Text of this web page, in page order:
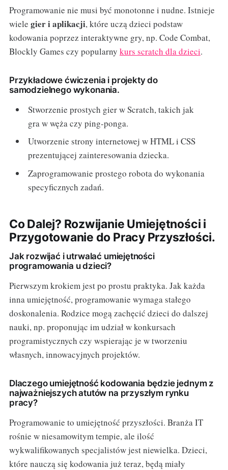
Programowanie nie musi być monotonne i nudne. Istnieje
wiele gier i aplikacji, które uczą dzieci podstaw
kodowania poprzez interaktywne gry, np. Code Combat,
Blockly Games czy popularny kurs scratch dla dzieci.
Przykładowe ćwiczenia i projekty do
samodzielnego wykonania.
Stworzenie prostych gier w Scratch, takich jak
gra w węża czy ping-ponga.
Utworzenie strony internetowej w HTML i CSS
prezentującej zainteresowania dziecka.
Zaprogramowanie prostego robota do wykonania
specyficznych zadań.
Co Dalej? Rozwijanie Umiejętności i
Przygotowanie do Pracy Przyszłości.
Jak rozwijać i utrwalać umiejętności
programowania u dzieci?
Pierwszym krokiem jest po prostu praktyka. Jak każda
inna umiejętność, programowanie wymaga stałego
doskonalenia. Rodzice mogą zachęcić dzieci do dalszej
nauki, np. proponując im udział w konkursach
programistycznych czy wspierając je w tworzeniu
własnych, innowacyjnych projektów.
Dlaczego umiejętność kodowania będzie jednym z
najważniejszych atutów na przyszłym rynku
pracy?
Programowanie to umiejętność przyszłości. Branża IT
rośnie w niesamowitym tempie, ale ilość
wykwalifikowanych specjalistów jest niewielka. Dzieci,
które nauczą się kodowania już teraz, będą miały